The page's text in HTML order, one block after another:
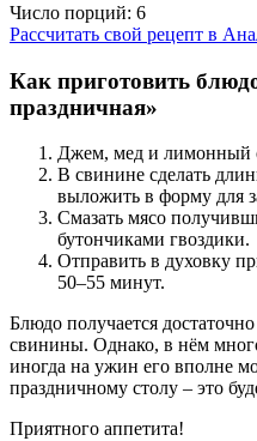
Число порций: 6
Рассчитать свой рецепт в
Как приготовить
праздничная»
Джем, мед и лимонный
В свинине сделать
выложить в форму для
Смазать мясо
бутончиками гвоздики.
Отправить в духовку
50–55 минут.
Блюдо получается
свинины. Однако, в нём
иногда на ужин его вполне
праздничному столу – это
Приятного аппетита!